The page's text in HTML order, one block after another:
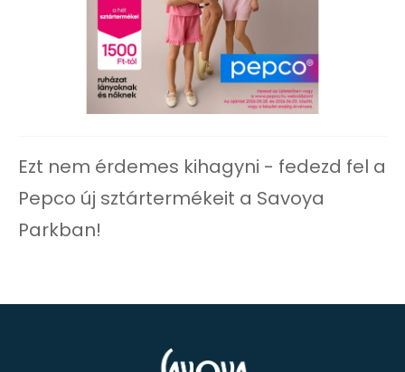
Ezt nem érdemes kihagyni - fedezd fel a
Pepco új sztártermékeit a Savoya
Parkban!